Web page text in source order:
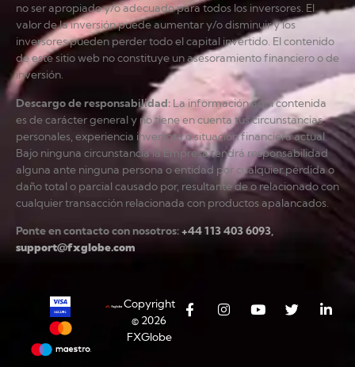
no ser apropiado y/o adecuado para todos los inversores. El
valor de la inversión puede aumentar y/o disminuir y los
inversores pueden perder todo el capital invertido. El contenido
de este sitio web no constituye un asesoramiento financiero o de
inversión.
Descargo de responsabilidad: La información aquí contenida
es de carácter general y no tiene en cuenta tus circunstancias
personales, experiencia inversora o situación financiera actual.
Bajo ninguna circunstancia la Empresa tendrá responsabilidad
alguna ante ninguna persona o entidad por cualquier pérdida o
daño total o parcial causado por, resultante de o relacionado con
cualquier transacción relacionada con productos apalancados.
Ponte en contacto con nosotros:+44 113 403 6093,
support@fxglobe.com
Copyright
© 2026
FXGlobe